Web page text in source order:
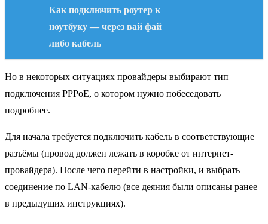
Как подключить роутер к
ноутбуку — через вай фай
либо кабель
Но в некоторых ситуациях провайдеры выбирают тип
подключения PPPoE, о котором нужно побеседовать
подробнее.
Для начала требуется подключить кабель в соответствующие
разъёмы (провод должен лежать в коробке от интернет-
провайдера). После чего перейти в настройки, и выбрать
соединение по LAN-кабелю (все деяния были описаны ранее
в предыдущих инструкциях).